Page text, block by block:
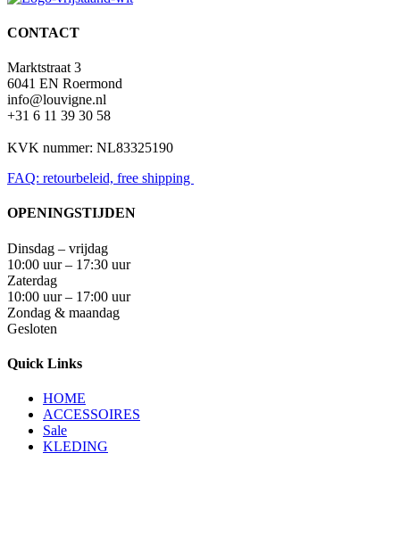
CONTACT
Marktstraat 3
6041 EN Roermond
info@louvigne.nl
+31 6 11 39 30 58
KVK nummer: NL83325190
FAQ: retourbeleid, free shipping
OPENINGSTIJDEN
Dinsdag – vrijdag
10:00 uur – 17:30 uur
Zaterdag
10:00 uur – 17:00 uur
Zondag & maandag
Gesloten
Quick Links
HOME
ACCESSOIRES
Sale
KLEDING